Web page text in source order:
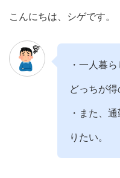
こんにちは、シゲです。
・一人暮
どっちが得
・また、
りたい。